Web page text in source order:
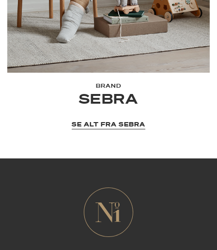
BRAND
SEBRA
SE ALT FRA SEBRA